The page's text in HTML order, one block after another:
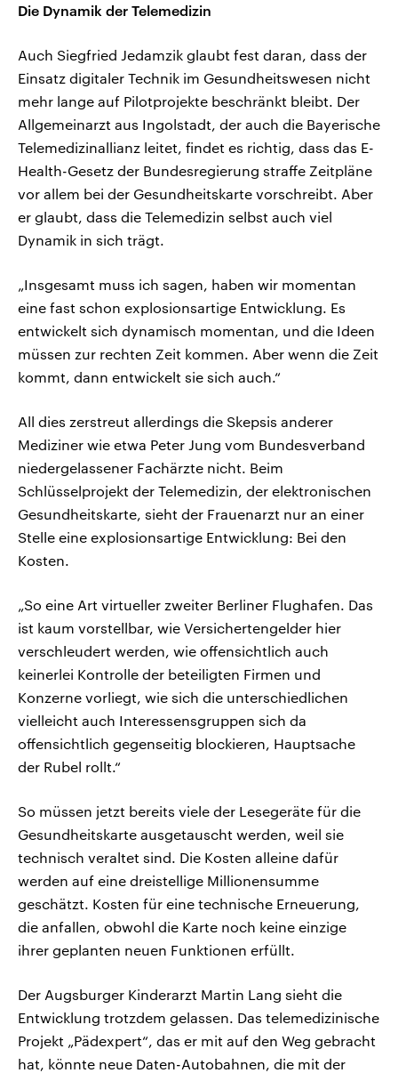
Die Dynamik der Telemedizin
Auch Siegfried Jedamzik glaubt fest daran, dass der
Einsatz digitaler Technik im Gesundheitswesen nicht
mehr lange auf Pilotprojekte beschränkt bleibt. Der
Allgemeinarzt aus Ingolstadt, der auch die Bayerische
Telemedizinallianz leitet, findet es richtig, dass das E-
Health-Gesetz der Bundesregierung straffe Zeitpläne
vor allem bei der Gesundheitskarte vorschreibt. Aber
er glaubt, dass die Telemedizin selbst auch viel
Dynamik in sich trägt.
„Insgesamt muss ich sagen, haben wir momentan
eine fast schon explosionsartige Entwicklung. Es
entwickelt sich dynamisch momentan, und die Ideen
müssen zur rechten Zeit kommen. Aber wenn die Zeit
kommt, dann entwickelt sie sich auch.“
All dies zerstreut allerdings die Skepsis anderer
Mediziner wie etwa Peter Jung vom Bundesverband
niedergelassener Fachärzte nicht. Beim
Schlüsselprojekt der Telemedizin, der elektronischen
Gesundheitskarte, sieht der Frauenarzt nur an einer
Stelle eine explosionsartige Entwicklung: Bei den
Kosten.
„So eine Art virtueller zweiter Berliner Flughafen. Das
ist kaum vorstellbar, wie Versichertengelder hier
verschleudert werden, wie offensichtlich auch
keinerlei Kontrolle der beteiligten Firmen und
Konzerne vorliegt, wie sich die unterschiedlichen
vielleicht auch Interessensgruppen sich da
offensichtlich gegenseitig blockieren, Hauptsache
der Rubel rollt.“
So müssen jetzt bereits viele der Lesegeräte für die
Gesundheitskarte ausgetauscht werden, weil sie
technisch veraltet sind. Die Kosten alleine dafür
werden auf eine dreistellige Millionensumme
geschätzt. Kosten für eine technische Erneuerung,
die anfallen, obwohl die Karte noch keine einzige
ihrer geplanten neuen Funktionen erfüllt.
Der Augsburger Kinderarzt Martin Lang sieht die
Entwicklung trotzdem gelassen. Das telemedizinische
Projekt „Pädexpert“, das er mit auf den Weg gebracht
hat, könnte neue Daten-Autobahnen, die mit der